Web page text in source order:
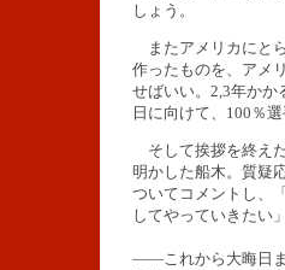
しょう。
またアメリカにと
作ったものを、アメ
せばいい。2,3年かか
日に向けて、100％
そして挨拶を終え
明かした船木。質疑
ついてコメントし、
してやっていきたい
――これから大晦日ま